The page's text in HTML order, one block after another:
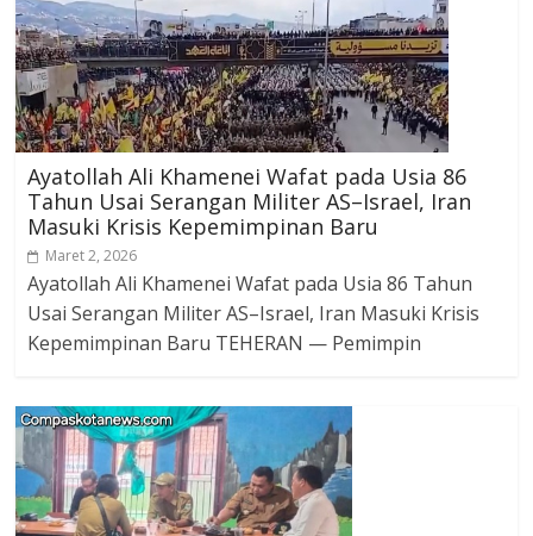
Ayatollah Ali Khamenei Wafat pada Usia 86
Tahun Usai Serangan Militer AS–Israel, Iran
Masuki Krisis Kepemimpinan Baru
Maret 2, 2026
Ayatollah Ali Khamenei Wafat pada Usia 86 Tahun
Usai Serangan Militer AS–Israel, Iran Masuki Krisis
Kepemimpinan Baru TEHERAN — Pemimpin